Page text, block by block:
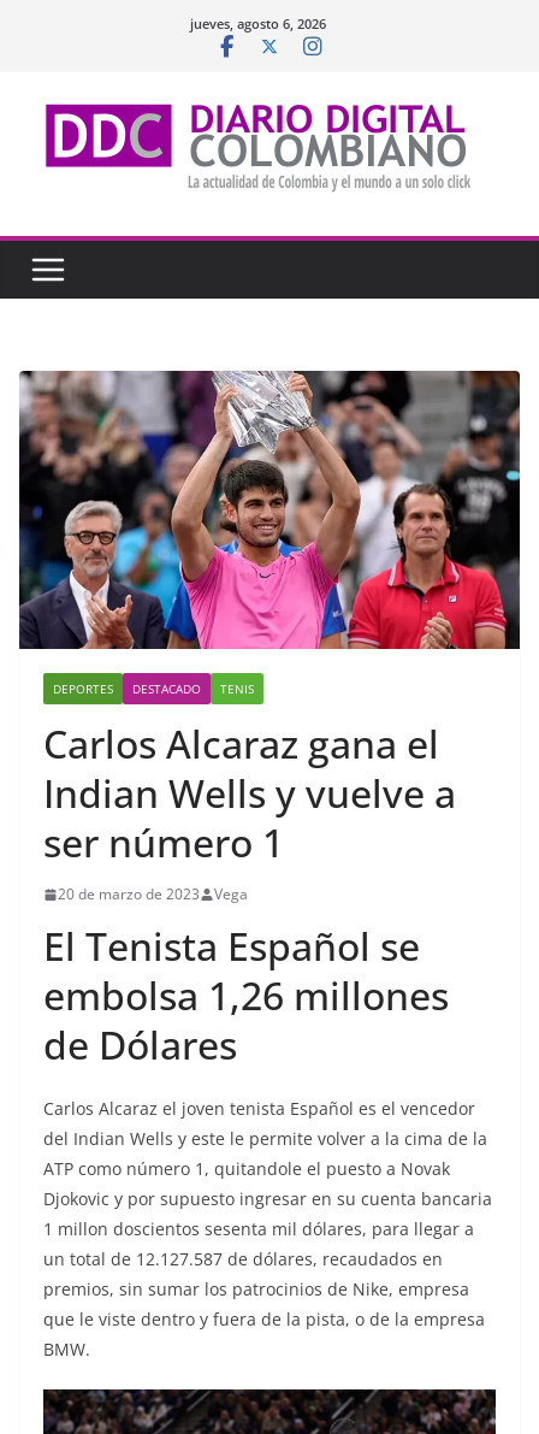
jueves, agosto 6, 2026
DEPORTES DESTACADO TENIS
Carlos Alcaraz gana el
Indian Wells y vuelve a
ser número 1
20 de marzo de 2023 Vega
El Tenista Español se
embolsa 1,26 millones
de Dólares
Carlos Alcaraz el joven tenista Español es el vencedor
del Indian Wells y este le permite volver a la cima de la
ATP como número 1, quitandole el puesto a Novak
Djokovic y por supuesto ingresar en su cuenta bancaria
1 millon doscientos sesenta mil dólares, para llegar a
un total de 12.127.587 de dólares, recaudados en
premios, sin sumar los patrocinios de Nike, empresa
que le viste dentro y fuera de la pista, o de la empresa
BMW.